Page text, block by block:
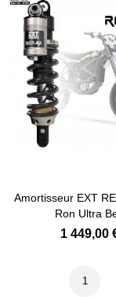
Amortisseur EXT
Ron Ultra
1 449,00
1